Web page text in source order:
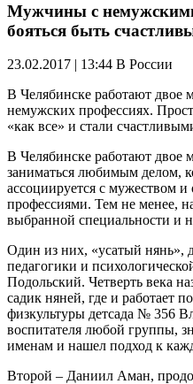
Мужчины с
бояться быть
23.02.2017 | 13:44 В России
В Челябинске работают
немужских профессиях.
«как все» и стали
В Челябинске работают двое
заниматься любимым делом,
ассоциируется с мужеством
профессиями. Тем не менее,
выбранной специальности и
Один из них, «усатый нянь»,
педагогики и
Подольский. Четверть века
садик няней, где и работает
физкультуры детсада № 356
воспитателя любой группы,
именам и нашел подход к
Второй – Даниил Аман,